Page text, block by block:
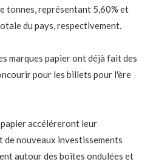
tonnes, représentant 5,60% et
du pays, respectivement.
marques papier ont déjà fait des
pour les billets pour l'ère
accéléreront leur
de nouveaux investissements
autour des boîtes ondulées et